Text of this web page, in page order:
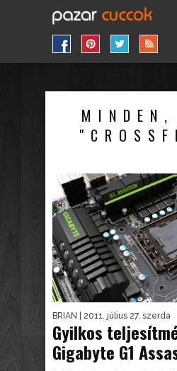
BRIAN | 2011. július 27. szerda
Gyilkos
Gigabyte G1